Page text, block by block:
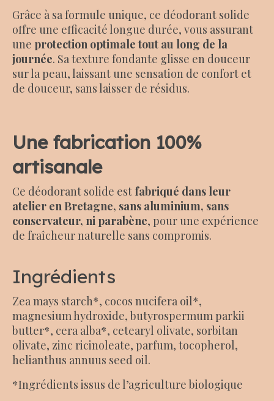
Grâce à sa formule unique, ce déodorant solide
offre une efficacité longue durée, vous assurant
une protection optimale tout au long de la
journée. Sa texture fondante glisse en douceur
sur la peau, laissant une sensation de confort et
de douceur, sans laisser de résidus.
Une fabrication 100%
artisanale
Ce déodorant solide est fabriqué dans leur
atelier en Bretagne, sans aluminium, sans
conservateur, ni parabène, pour une expérience
de fraîcheur naturelle sans compromis.
Ingrédients
Zea mays starch*, cocos nucifera oil*,
magnesium hydroxide, butyrospermum parkii
butter*, cera alba*, cetearyl olivate, sorbitan
olivate, zinc ricinoleate, parfum, tocopherol,
helianthus annuus seed oil.
*Ingrédients issus de l’agriculture biologique